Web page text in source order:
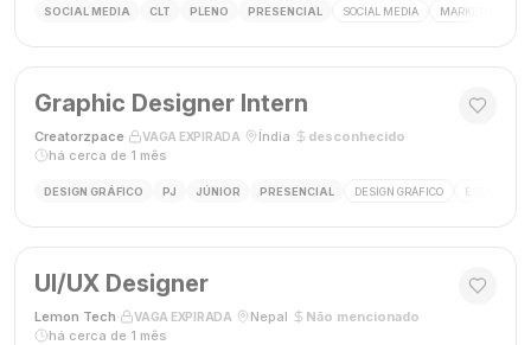
SOCIAL MEDIA CLT PLENO PRESENCIAL SOCIAL MEDIA MARKETING
Graphic Designer Intern
Creatorzpace VAGA EXPIRADA Índia desconhecido
há cerca de 1 mês
DESIGN GRÁFICO PJ JÚNIOR PRESENCIAL DESIGN GRÁFICO ESTÁGIO
UI/UX Designer
Lemon Tech VAGA EXPIRADA Nepal Não mencionado
há cerca de 1 mês